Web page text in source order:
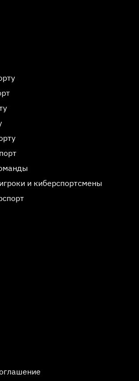
и киберспортсмены